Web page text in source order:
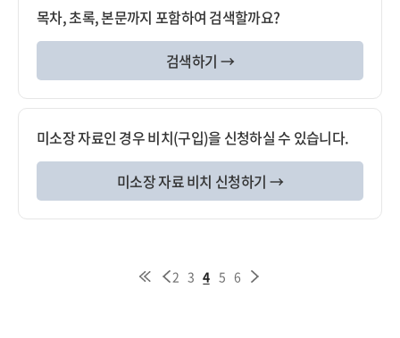
목차, 초록, 본문까지 포함하여 검색할까요?
검색하기 →
미소장 자료인 경우 비치(구입)을 신청하실 수 있습니다.
미소장 자료 비치 신청하기 →
2 3 4 5 6